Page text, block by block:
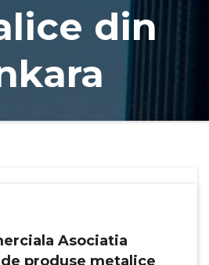
din
Asociatia
produse metalice